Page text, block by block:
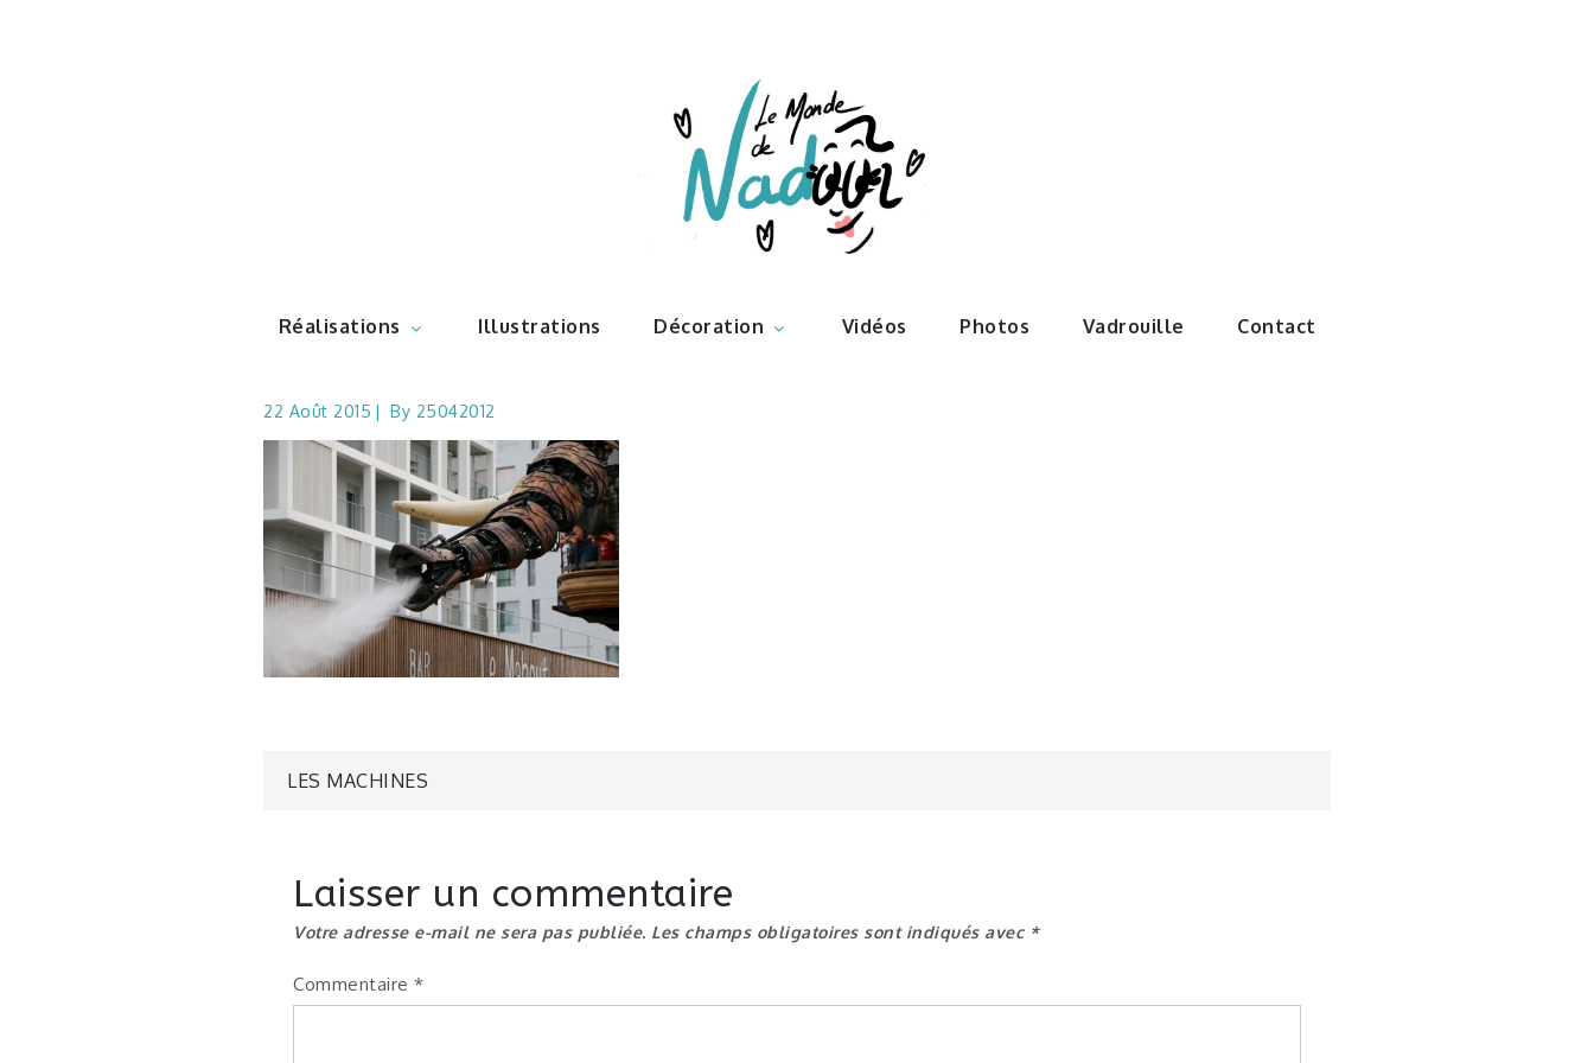
Illustrations – le monde de
Nadoo
Réalisations Illustrations Décoration Vidéos Photos Vadrouille Contact
22 Août 2015 By 25042012
Navigation
l’article
LES MACHINES
Laisser un commentaire
Votre adresse e-mail ne sera pas publiée. Les champs obligatoires sont indiqués avec *
Commentaire *